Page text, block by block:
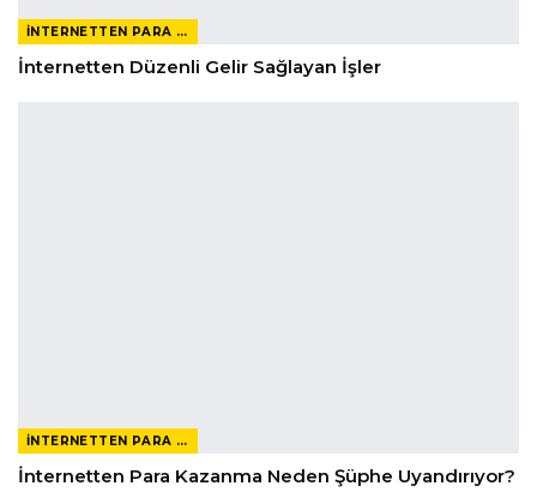
İNTERNETTEN PARA KAZANMAK
İnternetten Düzenli Gelir Sağlayan İşler
İNTERNETTEN PARA KAZANMAK
İnternetten Para Kazanma Neden Şüphe Uyandırıyor?